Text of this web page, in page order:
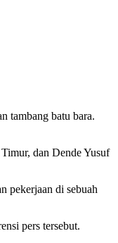
tambang batu bara.
dan Dende Yusuf
pekerjaan di sebuah
pers tersebut.